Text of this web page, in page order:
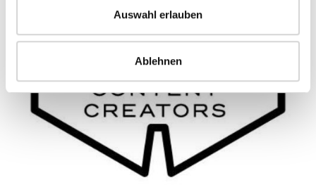
Auswahl erlauben
Ablehnen